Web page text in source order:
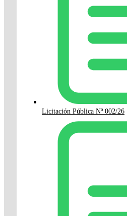
Licitación Pública Nº 002/26